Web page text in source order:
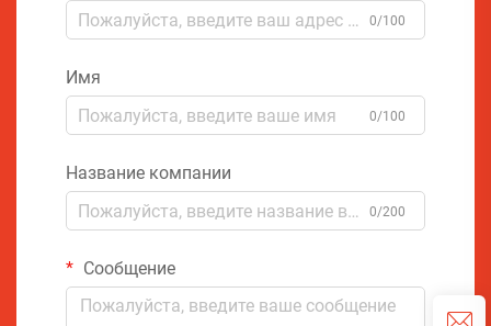
0/100
Имя
0/100
Название компании
0/200
Сообщение